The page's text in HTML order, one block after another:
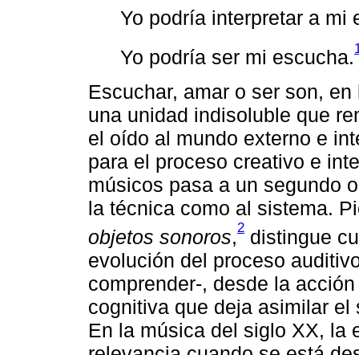
Yo podría interpretar a mi
Yo podría ser mi escucha.
Escuchar, amar o ser son,
una unidad indisoluble que
el oído al mundo externo e
para el proceso creativo e
músicos pasa a un segundo
la técnica como al sistema.
objetos sonoros,2 distingue
evolución del proceso
comprender-, desde la
cognitiva que deja asimilar
En la música del siglo XX, la